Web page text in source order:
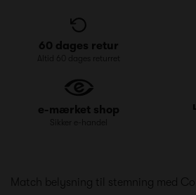
60 dages retur
Altid 60 dages returret
e-mærket shop
Sikker e-handel
Match belysning til stemning med